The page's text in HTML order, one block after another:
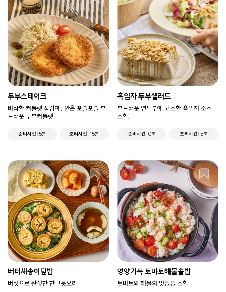
두부스테이크
바삭한 커틀렛 식감에, 안은 포슬포슬 부
드러운 두부커틀렛
준비시간 5분 조리시간 15분
흑임자 두부샐러드
부드러운 연두부에 고소한 흑임자 소스
조합!
준비시간 0분 조리시간 5분
버터새송이덮밥
버섯으로 완성한 한그릇요리
영양가득 토마토해물솥밥
토마토와 해물의 맛없없 조합